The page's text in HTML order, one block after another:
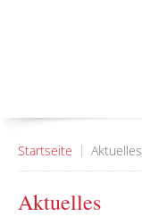
Startseite Aktuelles
Aktuelles